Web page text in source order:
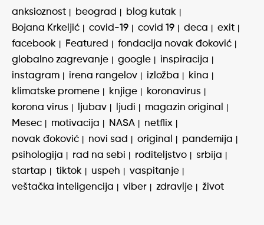
anksioznost beograd
blog kutak
Bojana Krkeljić
covid-19 covid 19 deca
exit
facebook
Featured
fondacija novak đoković
globalno zagrevanje
google
inspiracija
instagram
irena rangelov izložba
kina
klimatske promene
knjige
koronavirus
korona virus
ljubav ljudi
magazin original
Mesec
motivacija NASA
netflix
novak đoković
novi sad original
pandemija
psihologija
rad na sebi roditeljstvo
srbija
startap
tiktok uspeh
vaspitanje
veštačka inteligencija
viber zdravlje život